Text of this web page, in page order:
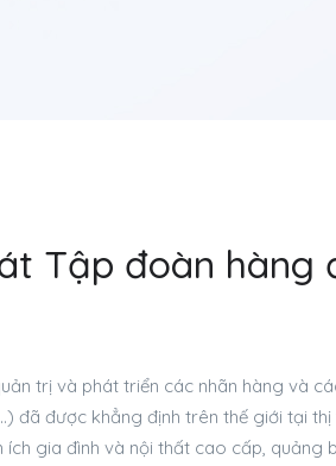
Tập đoàn hàng
trị và phát triển các nhãn hàng và
đã được khẳng định trên thế giới tại
gia đình và nội thất cao cấp, quảng